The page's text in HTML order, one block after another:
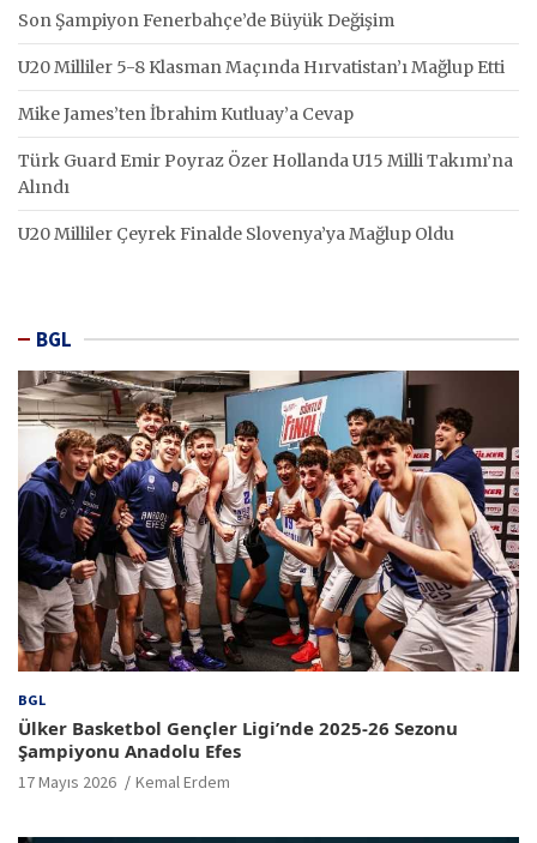
Son Şampiyon Fenerbahçe’de Büyük Değişim
U20 Milliler 5-8 Klasman Maçında Hırvatistan’ı Mağlup Etti
Mike James’ten İbrahim Kutluay’a Cevap
Türk Guard Emir Poyraz Özer Hollanda U15 Milli Takımı’na
Alındı
U20 Milliler Çeyrek Finalde Slovenya’ya Mağlup Oldu
BGL
BGL
Ülker Basketbol Gençler Ligi’nde 2025-26 Sezonu
Şampiyonu Anadolu Efes
17 Mayıs 2026 Kemal Erdem